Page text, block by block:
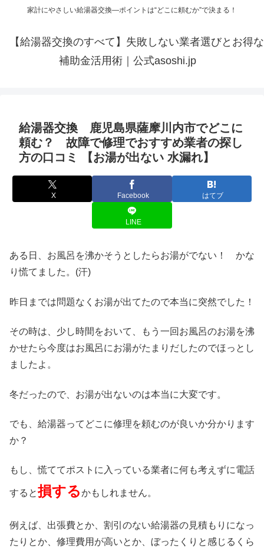
家計にやさしい給湯器交換—ポイントは“どこに頼むか”で決まる！
【給湯器交換のすべて】失敗しない業者選びとお得な
補助金活用術｜公式asoshi.jp
給湯器交換 鹿児島県薩摩川内市でどこに
頼む？ 故障で修理でおすすめ業者の探し
方の口コミ 【お湯が出ない 水漏れ】
X Facebook はてブ
LINE
ある日、お風呂を沸かそうとしたらお湯がでない！ かな
り慌てました。(汗)
昨日までは問題なくお湯が出てたので本当に突然でした！
その時は、少し時間をおいて、もう一回お風呂のお湯を沸
かせたら今度はお風呂にお湯がたまりだしたのでほっとし
ましたよ。
冬だったので、お湯が出ないのは本当に大変です。
でも、給湯器ってどこに修理を頼むのが良いか分かります
か？
もし、慌ててポストに入っている業者に何も考えずに電話
すると損するかもしれません。
例えば、出張費とか、割引のない給湯器の見積もりになっ
たりとか、修理費用が高いとか、ぼったくりと感じるくら